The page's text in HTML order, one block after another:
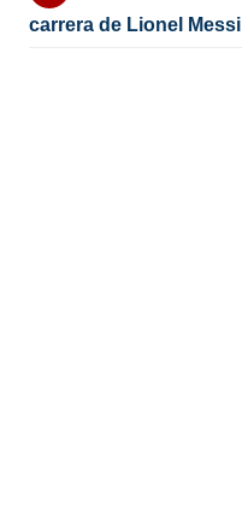
carrera de Lionel Messi